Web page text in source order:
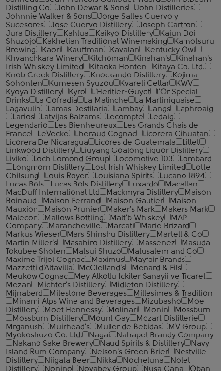
Distilling Co
John Dewar & Sons
John Distilleries
Johnnie Walker & Sons
Jorge Salles Cuervo y
Sucesores
Jose Cuervo Distillery
Joseph Cartron
Jura Distillery
Kahlua Kaikyo Distillery
Kaiun Doi
Shuzojo
Kakhetian Traditional Winemaking
Kamotsuru
Brewing
Kaori Kauffman Kavalan
Kentucky Owl
Khvanchkara Winery
Kilchoman Kinahan's
Kinahan's
Irish Whiskey Limited
Kitaoka Honten
Kitaya Co. Ltd.
Knob Creek Distillery
Knockando Distillery
Kojima
Sohonten
Kumesen Syuzou Kvareli Cellar
KWV
Kyoya Distillery
Kyro L'Heritier-Guyot
l'Or Special
Drinks
La Cofradia La Malinche
La Martiniquaise
Lagavulin
Lamas Destilaria Lambay Langs
Laphroaig
Larios
Latvijas Balzams Lecompte
Ledaig
Legendario
Les Bienheureux
Les Grands Chais de
France
LeVecke Lheraud Cognac
Licorera Cihuatan
Licorera De Nicaragua
Licores de Guatemala
Lillet
Linkwood Distillery
Liuyang Goalong Liquor Distillery
Liviko
Loch Lomond Group Locomotive 103
Lombard
Longmorn Distillery
Lost Irish Whiskey Limited
Lotte
Chilsung
Louis Royer Louisiana Spirits
Lucano 1894
Lucas Bols
Lucas Bols Distillery Luxardo
Macallan
MacDuff International Ltd
Mackmyra Distillery
Maison
Boinaud
Maison Ferrand Maison Gautier
Maison
Mauxion
Maison Prunier Maker's Mark
Makers Mark
Malecon
Mallows Bottling Malt'b Whiskey
MAP
Company
Marancheville Marcati
Marie Brizard
Markus Wieser
Mars Shinshu Distillery
Martell & Co
Martin Miller's
Masahiro Distillery Massenez
Masuda
Tokubee Shoten
Matsui Shuzo
Matusalem and Co
Maxime Trijol Cognac
Maximus
Mayfair Brands
Mazzetti d'Altavilla
McClelland's
Menard & Fils
Meukow Cognac
Mey Alkollu Ickiler Sanayii ve Ticaret
Mezan
Michter's Distillery
Midleton Distillery
Mijnaberd
Milestone Beverages
Millesimes & Tradition
Minami Alps Wine and Beverages
Mizubasho
Moe
Distillery
Moet Hennessy Molinari Monin
Mossburn
Mossburn Distillery
Mount Gay
Mozart Distillerie
Mrganush
Muirhead's Muller de Bebidas
MV Group
Myokoshuzo Co. Ltd.
Nagai
Nahapet Brandy Company
Nakano Sake Brewery
Naud Spirits & Distillery
Navy
Island Rum Company
Nelson's Green Brier
Nestville
Distillery
Niigata Beer Nikka Nocheluna
Nolet
Distillery
Nonino Novabev Group Nusa Cana
Oban